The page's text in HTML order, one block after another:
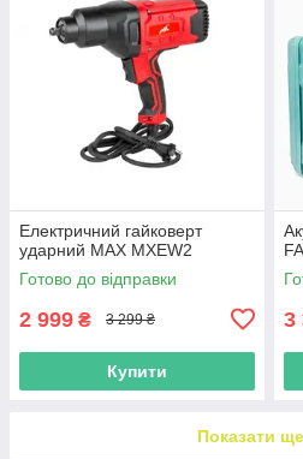
Електричний гайковерт
ударний MAX MXEW2
Готово до відправки
2 999 ₴ 3 299 ₴
Купити
3
Показати ще